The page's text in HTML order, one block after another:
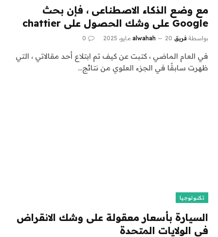
مع وضع الذكاء الاصطناعى ، فإن بحث
Google على وشك الحصول على chattier
بواسطة فريق alwahah 20 مايو، 2025 0
في العام الماضي ، كتبت عن كيف تم ابتلاع أحد مقالاتي ، التي
ظهرت سابقًا في الجزء العلوي من نتائج…
تكنولوجيا
السيارة بأسعار معقولة على وشك الانقراض
في الولايات المتحدة